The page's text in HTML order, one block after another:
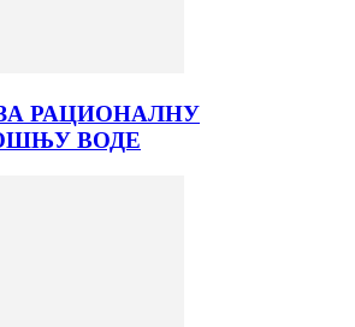
РАЦИОНАЛНУ
ВОДЕ